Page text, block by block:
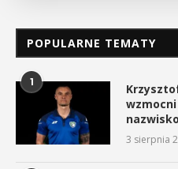
POPULARNE TEMATY
1
wzmocni
3 sierpnia